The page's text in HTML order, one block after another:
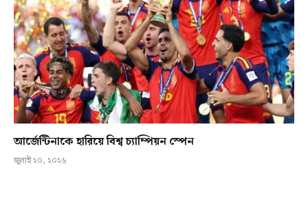
আর্জেন্টিনাকে হারিয়ে বিশ্ব চ্যাম্পিয়ন স্পেন
জুলাই ২০, ২০২৬